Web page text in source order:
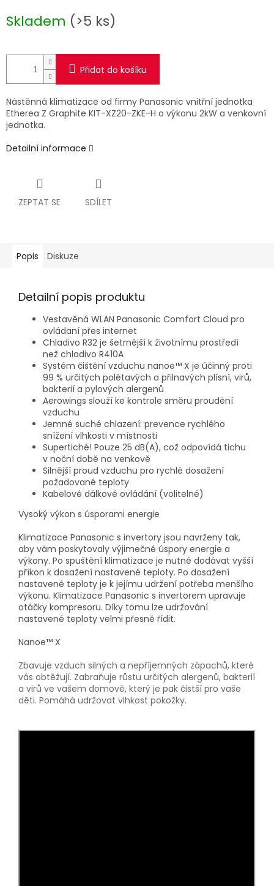
cena:
Skladem (>5 ks)
Přidat do košíku
Nástěnná klimatizace od firmy Panasonic vnitřní jednotka
Etherea Z Graphite KIT-XZ20-ZKE-H o výkonu 2kW a venkovní
jednotka.
Detailní informace
ZEPTAT SE SDÍLET
Popis Diskuze
Detailní popis produktu
Vestavěná WLAN Panasonic Comfort Cloud pro
ovládaní přes internet
Chladivo R32 je šetrnější k životnímu prostředí
než chladivo R410A
Systém čištění vzduchu nanoe™ X je účinný proti
99 % určitých polétavých a přilnavých plísní, virů,
bakterií a pylových alergenů
Aerowings slouží ke kontrole směru proudění
vzduchu
Jemné suché chlazení: prevence rychlého
snížení vlhkosti v místnosti
Supertiché! Pouze 25 dB(A), což odpovídá tichu
v noční době na venkově
Silnější proud vzduchu pro rychlé dosažení
požadované teploty
Kabelové dálkové ovládání (volitelné)
Vysoký výkon s úsporami energie
Klimatizace Panasonic s invertory jsou navrženy tak,
aby vám poskytovaly výjimečné úspory energie a
výkony. Po spuštění klimatizace je nutné dodávat vyšší
příkon k dosažení nastavené teploty. Po dosažení
nastavené teploty je k jejímu udržení potřeba menšího
výkonu. Klimatizace Panasonic s invertorem upravuje
otáčky kompresoru. Díky tomu lze udržování
nastavené teploty velmi přesně řídit.
Nanoe™ X
Zbavuje vzduch silných a nepříjemných zápachů, které
vás obtěžují. Zabraňuje růstu určitých alergenů, bakterií
a virů ve vašem domově, který je pak čistší pro vaše
děti. Pomáhá udržovat vlhkost pokožky.